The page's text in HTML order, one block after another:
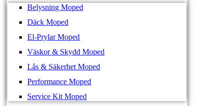
Belysning Moped
Däck Moped
El-Prylar Moped
Väskor & Skydd Moped
Lås & Säkerhet Moped
Performance Moped
Service Kit Moped